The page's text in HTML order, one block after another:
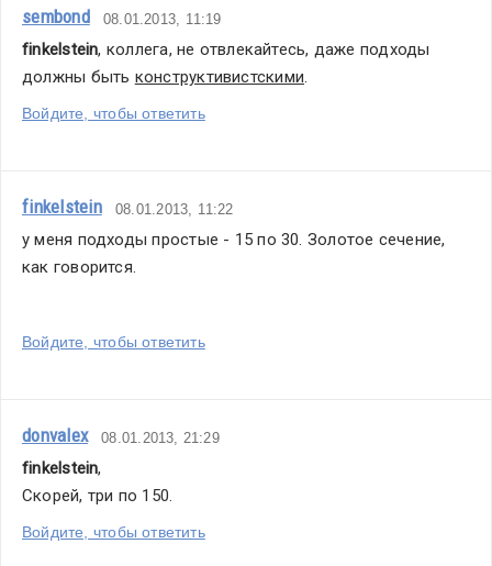
sembond 08.01.2013, 11:19
finkelstein, коллега, не отвлекайтесь, даже подходы
должны быть конструктивистскими.
Войдите, чтобы ответить
finkelstein 08.01.2013, 11:22
у меня подходы простые - 15 по 30. Золотое сечение,
как говорится.
Войдите, чтобы ответить
donvalex 08.01.2013, 21:29
finkelstein,
Скорей, три по 150.
Войдите, чтобы ответить